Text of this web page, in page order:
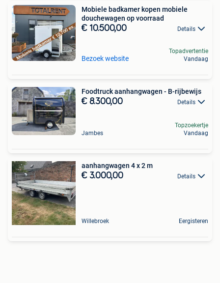
Mobiele badkamer kopen mobiele
douchewagen op voorraad
€ 10.500,00 Details
Bezoek website
Topadvertentie
Vandaag
Foodtruck aanhangwagen - B-rijbewijs
€ 8.300,00 Details
Jambes
Topzoekertje
Vandaag
aanhangwagen 4 x 2 m
€ 3.000,00 Details
Willebroek Eergisteren